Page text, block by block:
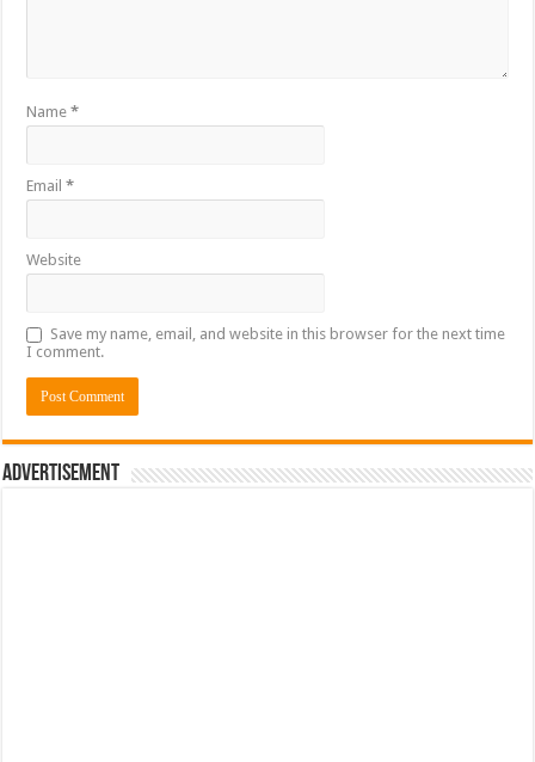
Name*
Email*
Website
Save my name, email, and website in this browser for the next time
I comment.
Advertisement